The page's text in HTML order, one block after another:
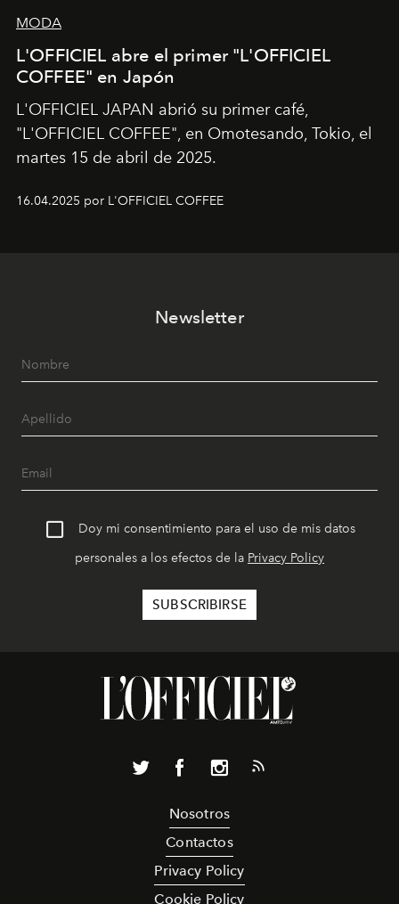
MODA
L'OFFICIEL abre el primer "L'OFFICIEL
COFFEE" en Japón
L'OFFICIEL JAPAN abrió su primer café,
"L'OFFICIEL COFFEE", en Omotesando, Tokio, el
martes 15 de abril de 2025.
16.04.2025 por L'OFFICIEL COFFEE
Newsletter
Doy mi consentimiento para el uso de mis datos
personales a los efectos de la Privacy Policy
Nosotros
Contactos
Privacy Policy
Cookie Policy